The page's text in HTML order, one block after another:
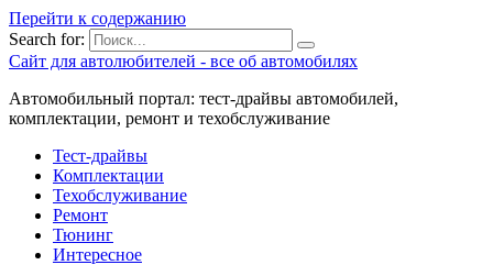
Перейти к содержанию
Search for:
Сайт для автолюбителей - все об автомобилях
Автомобильный портал: тест-драйвы автомобилей,
комплектации, ремонт и техобслуживание
Тест-драйвы
Комплектации
Техобслуживание
Ремонт
Тюнинг
Интересное